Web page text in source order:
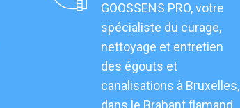
GOOSSENS PRO, votre
spécialiste du curage,
nettoyage et entretien
des égouts et
canalisations à Bruxelles,
dans le Brabant flamand